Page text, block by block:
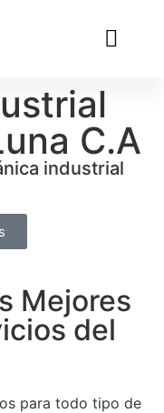
C.A
industrial
Mejores
del
para todo tipo de